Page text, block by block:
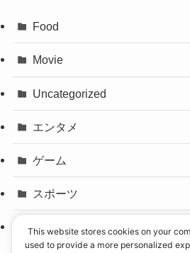
Food
Movie
Uncategorized
エンタメ
ゲーム
スポーツ
パリオリンピック
This website stores cookies on your
used to provide a more personalized